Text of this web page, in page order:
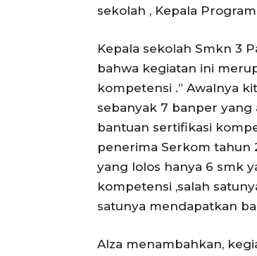
sekolah , Kepala
Kepala sekolah Smkn 3
bahwa kegiatan ini
kompetensi .” Awalnya
sebanyak 7 banper yang
bantuan sertifikasi
penerima Serkom tahun
yang lolos hanya 6 smk
kompetensi ,salah
satunya mendapatkan
Alza menambahkan,